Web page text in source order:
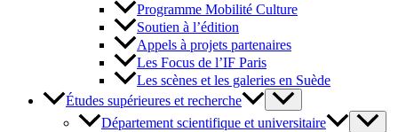
Programme Mobilité Culture
Soutien à l’édition
Appels à projets partenaires
Les Focus de l’IF Paris
Les scènes et les galeries en Suède
Études supérieures et recherche
Département scientifique et universitaire